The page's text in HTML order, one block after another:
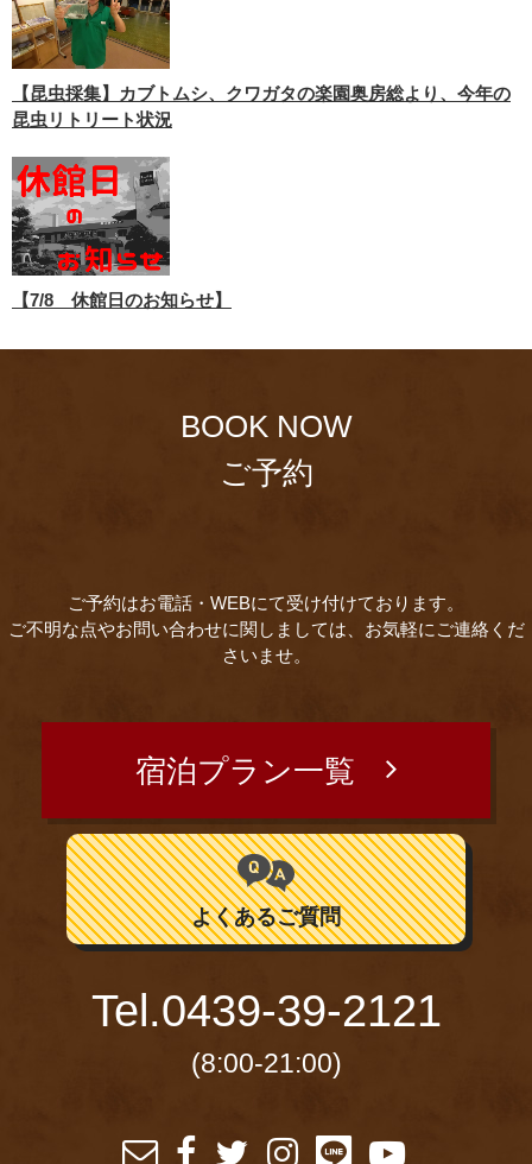
【昆虫採集】カブトムシ、クワガタの楽園奥房総より、今年の
昆虫リトリート状況
【7/8 休館日のお知らせ】
BOOK NOW
ご予約
ご予約はお電話・WEBにて受け付けております。
ご不明な点やお問い合わせに関しましては、お気軽にご連絡くだ
さいませ。
宿泊プラン一覧
よくあるご質問
Tel.0439-39-2121
(8:00-21:00)